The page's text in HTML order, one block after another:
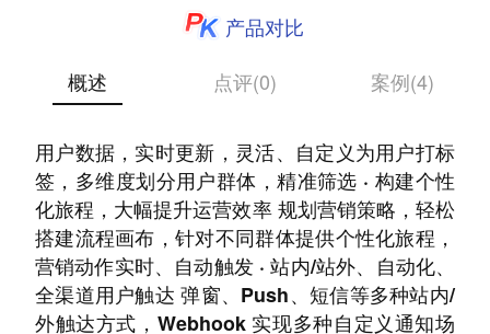
产品对比
概述
点评(0) 案例(4)
用户数据，实时更新，灵活、自定义为用户打标
签，多维度划分用户群体，精准筛选 · 构建个性
化旅程，大幅提升运营效率 规划营销策略，轻松
搭建流程画布，针对不同群体提供个性化旅程，
营销动作实时、自动触发 · 站内/站外、自动化、
全渠道用户触达 弹窗、Push、短信等多种站内/
外触达方式，Webhook 实现多种自定义通知场